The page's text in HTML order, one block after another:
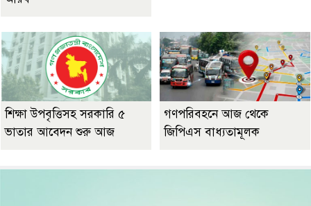
শিক্ষা উপবৃত্তিসহ সরকারি ৫
ভাতার আবেদন শুরু আজ
গণপরিবহনে আজ থেকে
জিপিএস বাধ্যতামূলক